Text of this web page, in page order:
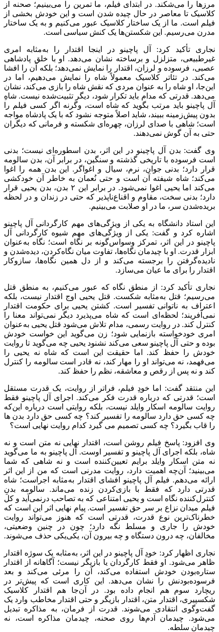
مرزها را می‌شکند. در ابتدای فیلم، ما تمرین را می‌بینیم؛ صحنه از
کلاسیک تا معاصر در حال چیده شدن است و این خودش بخشی از
فیلم است. ما از یک ساختار کلاسیک عبور می‌کنیم و به یک ساختار
مدرن می‌رسیم. این شکستن‌ها یک کنش سیاسی است.
نجاری تأکید کرد: آل پاچینو در اینجا اقتدار را به‌مثابه امری
غیرطبیعی، متزلزل و برساخته نشان می‌دهد. او با خلق پادشاهی
عصبی، فرسوده و لرزان، اقتدار را نمایش نمی‌دهد؛ بلکه آن را افشا
می‌کند. در تئاتر کلاسیک معمولاً شاه را نمایش می‌دهیم، اما در
این‌جا، او شاه را به عنوان مردی که نقش شاه را بازی می‌کند، نشان
می‌دهد. قدرتی که مدام باید تکرار شود، دیگر تثبیت‌شده نیست. شاهِ
آل پاچینو باید مرتب بگوید که شاه است، وگرنه اگر کسی فیلم را
بدون پیش‌زمینه ببیند، شاید اصلاً متوجه نشود که با یک پادشاه مواجه
است؛ شاهی با صدای لرزان، چهره‌ای شکسته و فرمانی که دیگران
حتی به آن گوش نمی‌دهند.
وی گفت: بدن آل پاچینو در این اثر، بدن اسطوره‌ای نیست؛ بدنی
است فرسوده با تاریخی‌ گذشته و سنگین، در برابر آن، بدن سالومه
قرار دارد؛ بدنی جوان، نرم، سیال و اغواگر. این بدن همه را اغوا
می‌کند؛ شاه شیفته آن است و حتی نُعمان به خاطر آن خودکشی
می‌کند اما یحیی اغوا نمی‌شود. در برابر این ۲ بدن، بدن یحیی قرار
دارد؛ بدنی سخت، مقاوم و اقناع‌ناپذیر که حتی در زندان و در لحظه
بریده‌شدن سر، ما در او صلابت می‌بینیم.
این استاد دانشگاه به یکی از ویژگی‌های مهم کارگردانی آل پاچینو
اشاره کرد و گفت: یکی از ویژگی‌های مهم شیوه کارگردانی آل
پاچینو در این اثر، تمرکز وسواس‌گونه بر نگاه است؛ نگاه به‌عنوان
ابزار قدرت. او با چیدمان نگاه‌ها، تفاوت میان نگاه‌کردن، دیده‌شدن و
نادیده‌گرفتن را برجسته می‌کند و از دل همین نگاه‌ها، سازوکار
اقتدار را برای ما عیان می‌سازد.
نجاری تأکید کرد: از منطق نگاه که عبور می‌کنیم، به منطق قتل
می‌رسیم؛ قتل به‌مثابه شکست. قتل یحیی اوج اقتدار نیست، بلکه
اعتراف به ناتوانی تفسیر است. کشتن یحیی برای حکومت اقتدار
نمی‌آفریند؛ لحظه‌ای است که شاه می‌پذیرد دیگر نمی‌تواند معنا را
کنترل کند. در روایت رسمی، مدام تلاش می‌شود قتل یحیی به‌عنوان
امری خودخواسته بازنمایی شود؛ زن می‌گوید این خواست خودش
بوده و حتی آل پاچینو سعی می‌کند نشنود یحیی چه می‌گوید تا روایت
خودش را حفظ کند. اما حقیقت این است که شاه نه یحیی را
می‌فهمد، نه می‌تواند او را مهار کند، نه قادر است سالومه را کنترل
کند و نه پس از رقص و معاشقه، نظم را حفظ کند.
این منتقد گفت: اما خودِ فیلم، فراتر از روایت، یک قدرت مستقل
است؛ قدرتی که درباره قدرت فکر می‌کند. اجرای آل پاچینو فقط
روایت سالومه اسکار وایلد نیست، بلکه روایتی است درباره این‌که
چه کسی حق دارد سالومه را تفسیر کند؟ چه کسی حق دارد بدن ها
را قاب بگیرد؟ چه کسی تصمیم می گیرد کدام روایت نهایی است؟
وی افزود: پاسخ فیلم روشن است، اقتدار نهایی نه متن است و نه
شاه، بلکه اجرای آل پاچینو و تفسیر اوست. آل پاچینو به ما می‌گوید
نه متن اسکار وایلد برایم تعیین‌کننده است و نه شاهی که شما
می‌بینید؛ آن‌چه اهمیت دارد، روایت مدرنی است که من از این اثر
ارائه می‌دهم. فیلم آل پاچینو افشای اقتدار به‌مثابه اجراست؛ شاه
قدرتی دارد که فقط با بازی‌کردن زنده می‌ماند. سالومه بدنِ
کنترل‌کننده نگاه است و یحیی امتناعی که به تصاحب درنمی‌آید و کل
فیلم میدان نزاع بر سر حق تفسیر است. پیام نهایی اثر این است که
خطرناک‌ترین نوع قدرت، قدرتی است که هنوز می‌تواند روایت
خودش را جاری و مسلط نگه دارد؛ چون در چنین وضعیتی،
مخالفان، چه درون دستگاه و چه بیرون آن، یکی‌یکی حذف می‌شوند.
نجاری اظهار کرد: خودِ آل پاچینو در این اثر، به‌مثابه یک سوژه اقتدار
ظاهر می‌شود. او فقط کارگردان یا بازیگر نیست؛ آگاهانه از اقتدار
ستاره‌بودن خودش استفاده می‌کند، آن را مرئی می‌کند و بعد
فرسوده‌بودنش را نشان می‌دهد. این کاری است که پیش‌تر در
ریچارد سوم هم انجام داده بود. در آن‌جا هم اقتدار کلاسیک
شکسپیری، اقتدار متن، اقتدار بازیگر و حتی اقتدار مخاطب وارد یک
گفت‌وگوی انتقادی می‌شوند. قدرت از فرمان، به مذاکره تبدیل
می‌شود. چیدمان آدم‌ها روی صحنه، چیدمان مذاکره است، نه
چیدمان سلطه.